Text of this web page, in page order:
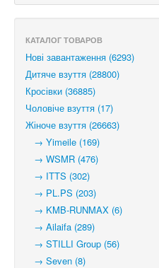
КАТАЛОГ ТОВАРОВ
Нові завантаження (6293)
Дитяче взуття (28800)
Кросівки (36885)
Чоловіче взуття (17)
Жіноче взуття (26663)
→ Yimeile (169)
→ WSMR (476)
→ ITTS (302)
→ PL.PS (203)
→ KMB-RUNMAX (6)
→ Ailaifa (289)
→ STILLI Group (56)
→ Seven (8)